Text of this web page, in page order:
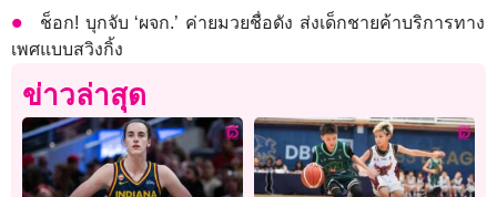
ช็อก! บุกจับ ‘ผจก.’ ค่ายมวยชื่อดัง ส่งเด็กชายค้าบริการทาง
เพศแบบสวิงกิ้ง
ข่าวล่าสุด